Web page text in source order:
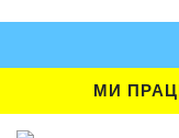
МИ